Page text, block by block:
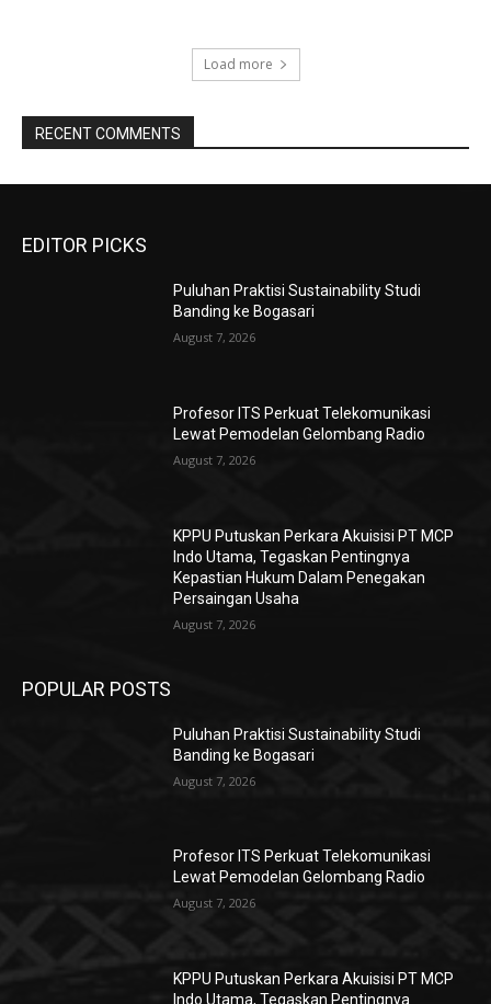
Load more
RECENT COMMENTS
EDITOR PICKS
Puluhan Praktisi Sustainability Studi
Banding ke Bogasari
August 7, 2026
Profesor ITS Perkuat Telekomunikasi
Lewat Pemodelan Gelombang Radio
August 7, 2026
KPPU Putuskan Perkara Akuisisi PT MCP
Indo Utama, Tegaskan Pentingnya
Kepastian Hukum Dalam Penegakan
Persaingan Usaha
August 7, 2026
POPULAR POSTS
Puluhan Praktisi Sustainability Studi
Banding ke Bogasari
August 7, 2026
Profesor ITS Perkuat Telekomunikasi
Lewat Pemodelan Gelombang Radio
August 7, 2026
KPPU Putuskan Perkara Akuisisi PT MCP
Indo Utama, Tegaskan Pentingnya